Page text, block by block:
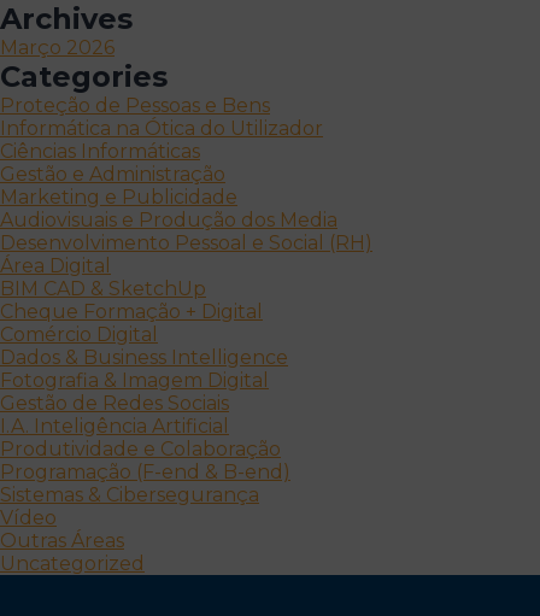
Archives
Março 2026
Categories
Proteção de Pessoas e Bens
Informática na Ótica do Utilizador
Ciências Informáticas
Gestão e Administração
Marketing e Publicidade
Audiovisuais e Produção dos Media
Desenvolvimento Pessoal e Social (RH)
Área Digital
BIM CAD & SketchUp
Cheque Formação + Digital
Comércio Digital
Dados & Business Intelligence
Fotografia & Imagem Digital
Gestão de Redes Sociais
I.A. Inteligência Artificial
Produtividade e Colaboração
Programação (F-end & B-end)
Sistemas & Cibersegurança
Vídeo
Outras Áreas
Uncategorized